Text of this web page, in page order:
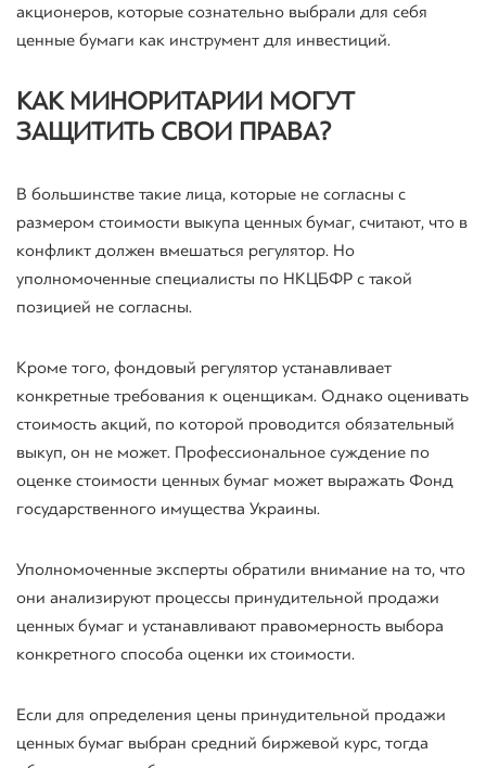
акционеров, которые сознательно выбрали для себя
ценные бумаги как инструмент для инвестиций.
КАК МИНОРИТАРИИ МОГУТ
ЗАЩИТИТЬ СВОИ ПРАВА?
В большинстве такие лица, которые не согласны с
размером стоимости выкупа ценных бумаг, считают, что в
конфликт должен вмешаться регулятор. Но
уполномоченные специалисты по НКЦБФР с такой
позицией не согласны.
Кроме того, фондовый регулятор устанавливает
конкретные требования к оценщикам. Однако оценивать
стоимость акций, по которой проводится обязательный
выкуп, он не может. Профессиональное суждение по
оценке стоимости ценных бумаг может выражать Фонд
государственного имущества Украины.
Уполномоченные эксперты обратили внимание на то, что
они анализируют процессы принудительной продажи
ценных бумаг и устанавливают правомерность выбора
конкретного способа оценки их стоимости.
Если для определения цены принудительной продажи
ценных бумаг выбран средний биржевой курс, тогда